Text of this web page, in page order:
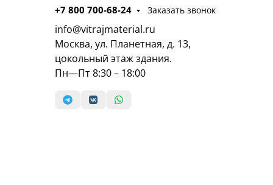
+7 800 700-68-24 Заказать звонок
info@vitrajmaterial.ru
Москва, ул. Планетная, д. 13,
цокольный этаж здания.
Пн—Пт 8:30 – 18:00